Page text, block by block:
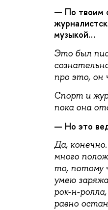
— По твоим
музыкой…
Это был
про это, он
Спорт и
пока она
— Но это
Да,
много
то, потому
умею
рок-н-
равно